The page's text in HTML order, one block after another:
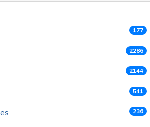
177
2286
2144
541
236